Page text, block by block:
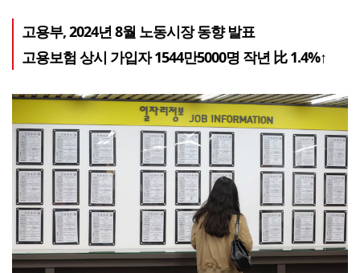
고용부, 2024년 8월 노동시장 동향 발표
고용보험 상시 가입자 1544만5000명 작년 比 1.4%↑